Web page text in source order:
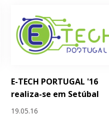
E-TECH PORTUGAL '16
realiza-se em Setúbal
19.05.16